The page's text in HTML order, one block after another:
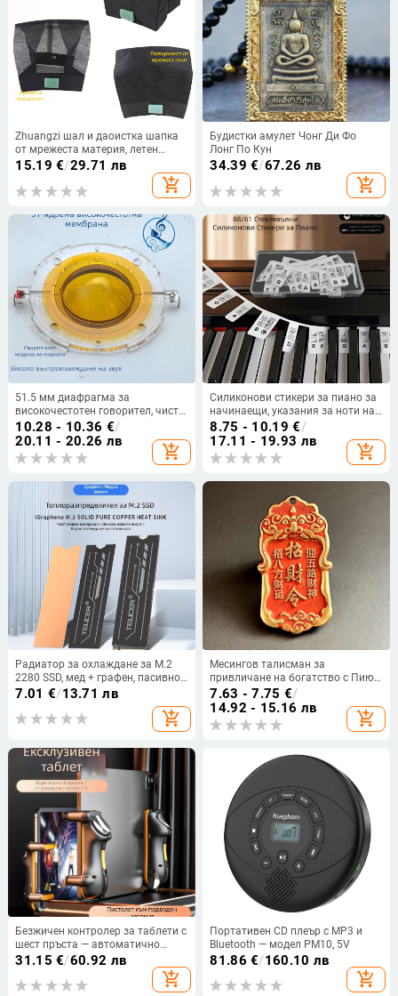
Zhuangzi шал и даоистка шапка
от мрежеста материя, летен
аксесоар
15.19 €/29.71 лв
add_shopping_cart
Будистки амулет Чонг Ди Фо
Лонг По Кун
34.39 €/67.26 лв
add_shopping_cart
51.5 мм диафрагма за
високочестотен говорител, чист
титаний, 3-инчов рогов
говорител
10.28 - 10.36 €/
20.11 - 20.26 лв
add_shopping_cart
Силиконови стикери за пиано за
начинаещи, указания за ноти на
клавиатура с 88 клавиша,
подрязваеми, в OPP пакет
8.75 - 10.19 €/
17.11 - 19.93 лв
add_shopping_cart
Радиатор за охлаждане за M.2
2280 SSD, мед + графен, пасивно
охлаждане, безшумен, тегло 20 g
7.01 €/13.71 лв
add_shopping_cart
Месингов талисман за
привличане на богатство с Пию,
цинобарен акцент, висящ амулет
7.63 - 7.75 €/
14.92 - 15.16 лв
add_shopping_cart
Безжичен контролер за таблети с
шест пръста — автоматично
изстрелване, сила на обратната
съвместим с iPhone и Android
31.15 €/60.92 лв
add_shopping_cart
Портативен CD плеър с MP3 и
Bluetooth — модел PM10, 5V
81.86 €/160.10 лв
add_shopping_cart